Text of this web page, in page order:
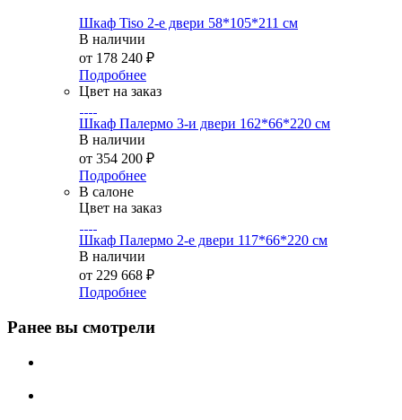
Шкаф Tiso 2-е двери 58*105*211 см
В наличии
от 178 240 ₽
Подробнее
Цвет на заказ
Шкаф Палермо 3-и двери 162*66*220 см
В наличии
от 354 200 ₽
Подробнее
В салоне
Цвет на заказ
Шкаф Палермо 2-е двери 117*66*220 см
В наличии
от 229 668 ₽
Подробнее
Ранее вы смотрели